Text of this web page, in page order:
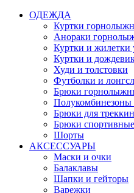
ОДЕЖДА
Куртки
Анораки
Куртки и жилетки
Куртки и
Худи и толстовки
Футболки и
Брюки
Брюки для
Брюки спортивные
Шорты
АКСЕССУАРЫ
Маски и очки
Балаклавы
Шапки и гейторы
Варежки